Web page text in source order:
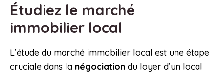
Étudiez le marché
immobilier local
L’étude du marché immobilier local est une étape
cruciale dans la négociation du loyer d’un local